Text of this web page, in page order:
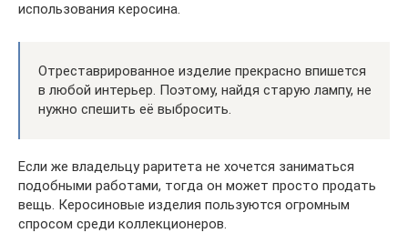
использования керосина.
Отреставрированное изделие прекрасно впишется
в любой интерьер. Поэтому, найдя старую лампу, не
нужно спешить её выбросить.
Если же владельцу раритета не хочется заниматься
подобными работами, тогда он может просто продать
вещь. Керосиновые изделия пользуются огромным
спросом среди коллекционеров.